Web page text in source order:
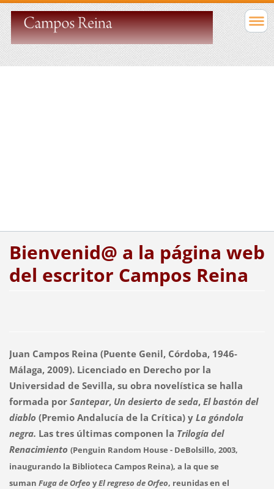
Bienvenid@ a la página web
del escritor Campos Reina
Juan Campos Reina (Puente Genil, Córdoba, 1946-
Málaga, 2009). Licenciado en Derecho por la
Universidad de Sevilla, su obra novelística se halla
formada por Santepar, Un desierto de seda, El bastón del
diablo (Premio Andalucía de la Crítica) y La góndola
negra. Las tres últimas componen la Trilogía del
Renacimiento (Penguin Random House - DeBolsillo, 2003,
inaugurando la Biblioteca Campos Reina), a la que se
suman Fuga de Orfeo yEl regreso de Orfeo, reunidas en el